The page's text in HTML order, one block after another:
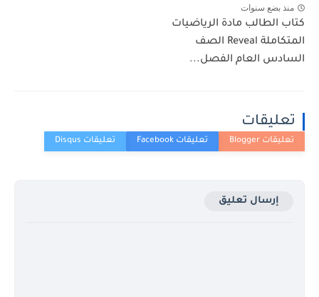
منذ بضع سنوات
كتاب الطالب مادة الرياضيات
المتكاملة Reveal الصف
السادس العام الفصل...
تعليقات
إرسال تعليق